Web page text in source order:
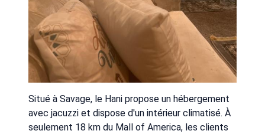
Situé à Savage, le Hani propose un hébergement
avec jacuzzi et dispose d'un intérieur climatisé. À
seulement 18 km du Mall of America, les clients